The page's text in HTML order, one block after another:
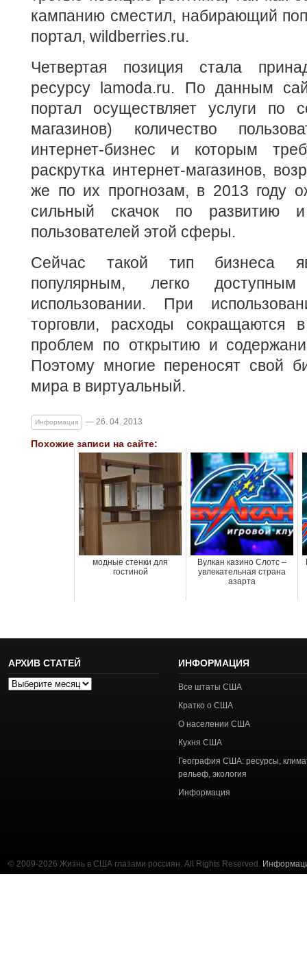
кампанию сместил, набирающий
портал, wildberries.ru.
Четвертая позиция стала
ресурсу lamoda.ru. По данным
портал осуществляет услуги по
магазинов) количество
интернет-бизнес и которым
раскрутка интернет-магазинов,
же по их прогнозам, в 2013 году
сильный скачок по развитию
пользователей этой сферы.
Сейчас такой тип бизнеса
популярным, легко
использовании. При
торговли, расходы сокращаются
проблем по открытию и
Поэтому многие переносят свой
мира в виртуальный.
Информация — 26. 04. 2013
Похожие записи на сайте:
модные стенки для
гостиной
Вулкан казино Слотс –
увлекательная страна
азарта
АРХИВ СТАТЕЙ
Архив
ИНФОРМАЦИЯ
Все штаты США
Кратко о США
О населении США
Кухня США
География США: ресурсы,
рельеф, экология
Информация
© 2009-2026 Жизнь в США глазами россиян. All Rights Reserved.